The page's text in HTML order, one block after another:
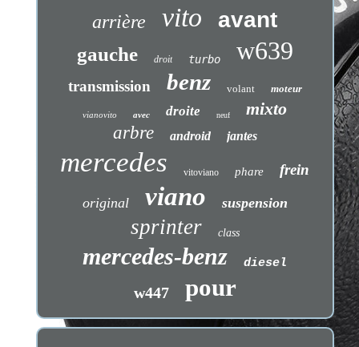
arrière vito avant
gauche droit turbo w639
transmission benz volant moteur
vianovito avec droite neuf
mixto
arbre
android jantes
mercedes vitoviano phare frein
original viano suspension
sprinter class
mercedes-benz diesel
w447 pour